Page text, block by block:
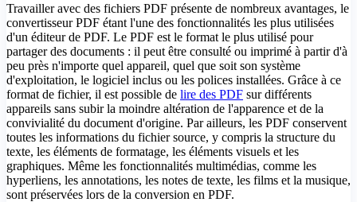
Travailler avec des fichiers PDF présente de nombreux avantages, le
convertisseur PDF étant l'une des fonctionnalités les plus utilisées
d'un éditeur de PDF. Le PDF est le format le plus utilisé pour
partager des documents : il peut être consulté ou imprimé à partir d'à
peu près n'importe quel appareil, quel que soit son système
d'exploitation, le logiciel inclus ou les polices installées. Grâce à ce
format de fichier, il est possible de lire des PDF sur différents
appareils sans subir la moindre altération de l'apparence et de la
convivialité du document d'origine. Par ailleurs, les PDF conservent
toutes les informations du fichier source, y compris la structure du
texte, les éléments de formatage, les éléments visuels et les
graphiques. Même les fonctionnalités multimédias, comme les
hyperliens, les annotations, les notes de texte, les films et la musique,
sont préservées lors de la conversion en PDF.